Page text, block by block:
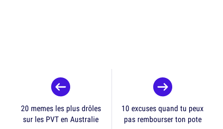
20 memes les plus drôles
sur les PVT en Australie
10 excuses quand tu peux
pas rembourser ton pote